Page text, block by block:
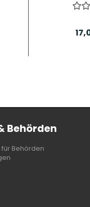
Behörden
Behörden